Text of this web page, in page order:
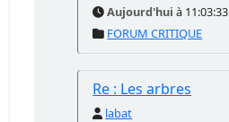
Aujourd'hui à 11:03:33
FORUM CRITIQUE
Re : Les arbres
labat